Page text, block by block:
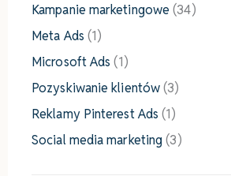
Kampanie marketingowe (34)
Meta Ads (1)
Microsoft Ads (1)
Pozyskiwanie klientów(3)
Reklamy Pinterest Ads (1)
Social media marketing (3)